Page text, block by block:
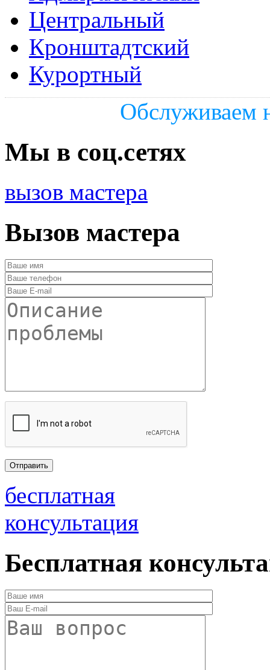
Центральный
Кронштадтский
Курортный
Обслуживаем
Мы в соц.сетях
вызов мастера
Вызов мастера
бесплатная
консультация
Бесплатная